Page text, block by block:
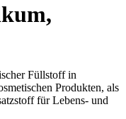
Füllstoff in
Produkten, als
für Lebens- und